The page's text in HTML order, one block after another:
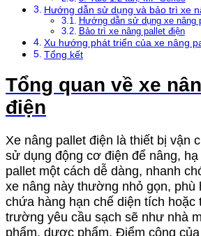
Hướng dẫn sử dụng và bảo trì xe
Hướng dẫn sử dụng xe nâng
Bảo trì xe nâng pallet điện
Xu hướng phát triển của xe nâng
Tổng kết
Tổng quan về xe
điện
Xe nâng pallet điện là thiết bị vận
sử dụng động cơ điện để nâng,
pallet một cách dễ dàng, nhanh
xe nâng này thường nhỏ gọn, phù
chứa hàng hạn chế diện tích hoặc
trường yêu cầu sạch sẽ như nhà
phẩm, dược phẩm. Điểm cộng